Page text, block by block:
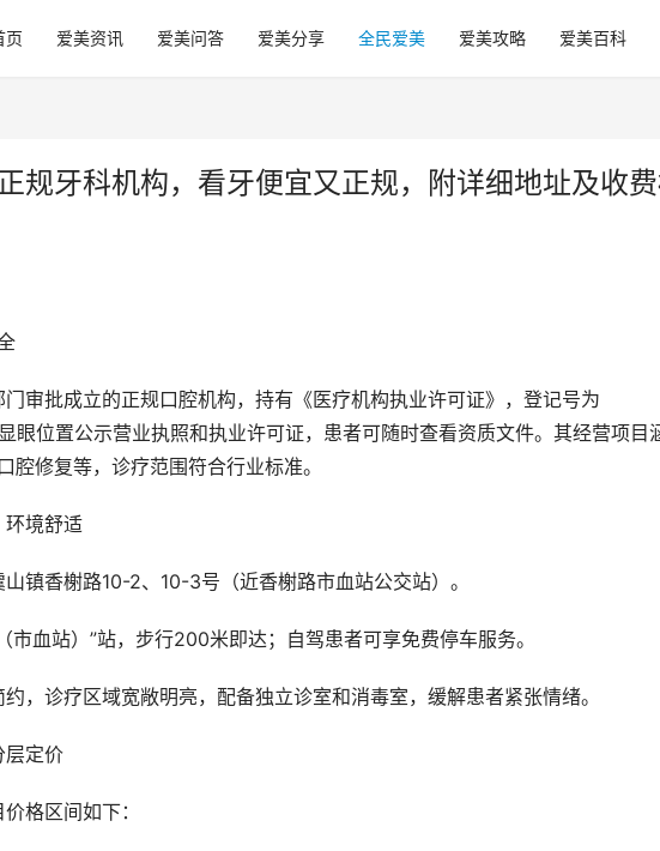
页 爱美资讯 爱美问答 爱美分享 全民爱美 爱美攻略 爱美百科
规牙科机构，看牙便宜又正规，附详细地址及收
眼位置公示营业执照和执业许可证，患者可随时查看资质文件。其经营项目
修复等，诊疗范围符合行业标准。
环境舒适
镇香榭路10-2、10-3号（近香榭路市血站公交站）。
市血站）”站，步行200米即达；自驾患者可享免费停车服务。
，诊疗区域宽敞明亮，配备独立诊室和消毒室，缓解患者紧张情绪。
层定价
格区间如下：